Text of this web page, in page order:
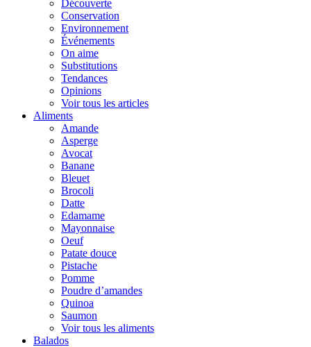
Découverte
Conservation
Environnement
Événements
On aime
Substitutions
Tendances
Opinions
Voir tous les articles
Aliments
Amande
Asperge
Avocat
Banane
Bleuet
Brocoli
Datte
Edamame
Mayonnaise
Oeuf
Patate douce
Pistache
Pomme
Poudre d’amandes
Quinoa
Saumon
Voir tous les aliments
Balados